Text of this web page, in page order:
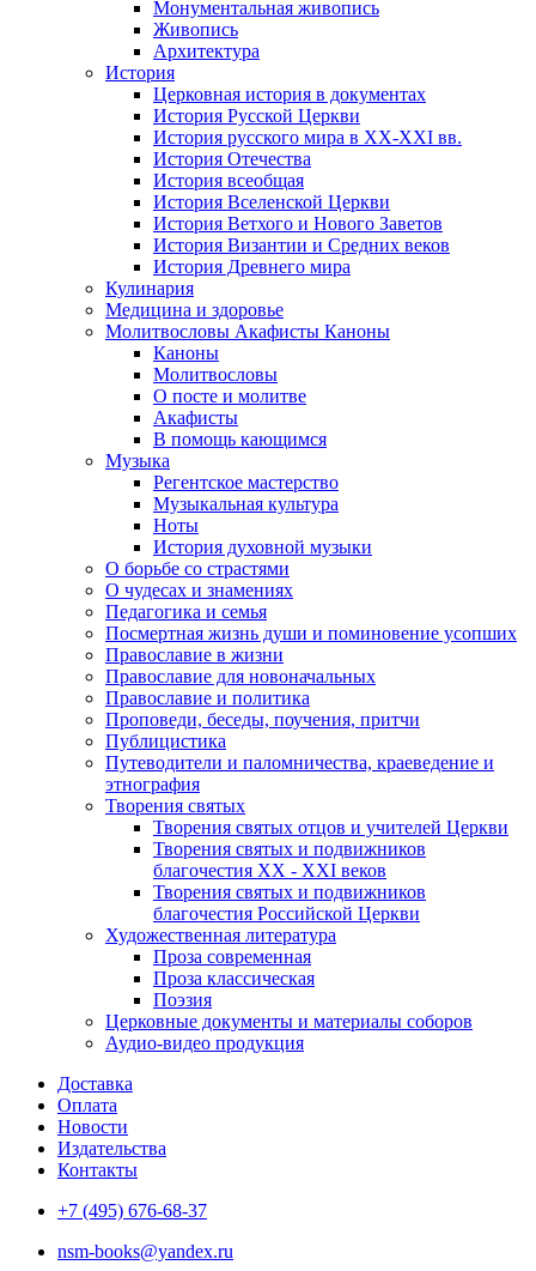
Монументальная живопись
Живопись
Архитектура
История
Церковная история в документах
История Русской Церкви
История русского мира в ХХ-ХХI вв.
История Отечества
История всеобщая
История Вселенской Церкви
История Ветхого и Нового Заветов
История Византии и Средних веков
История Древнего мира
Кулинария
Медицина и здоровье
Молитвословы Акафисты Каноны
Каноны
Молитвословы
О посте и молитве
Акафисты
В помощь кающимся
Музыка
Регентское мастерство
Музыкальная культура
Ноты
История духовной музыки
О борьбе со страстями
О чудесах и знамениях
Педагогика и семья
Посмертная жизнь души и поминовение усопших
Православие в жизни
Православие для новоначальных
Православие и политика
Проповеди, беседы, поучения, притчи
Публицистика
Путеводители и паломничества, краеведение и
этнография
Творения святых
Творения святых отцов и учителей Церкви
Творения святых и подвижников
благочестия ХХ - ХХI веков
Творения святых и подвижников
благочестия Российской Церкви
Художественная литература
Проза современная
Проза классическая
Поэзия
Церковные документы и материалы соборов
Аудио-видео продукция
Доставка
Оплата
Новости
Издательства
Контакты
+7 (495) 676-68-37
nsm-books@yandex.ru